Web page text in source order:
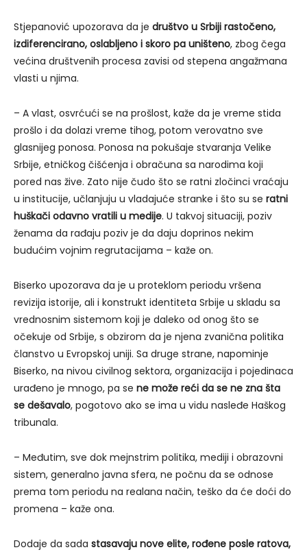
Stjepanović upozorava da je društvo u Srbiji rastočeno,
izdiferencirano, oslabljeno i skoro pa uništeno, zbog čega
većina društvenih procesa zavisi od stepena angažmana
vlasti u njima.
– A vlast, osvrćući se na prošlost, kaže da je vreme stida
prošlo i da dolazi vreme tihog, potom verovatno sve
glasnijeg ponosa. Ponosa na pokušaje stvaranja Velike
Srbije, etničkog čišćenja i obračuna sa narodima koji
pored nas žive. Zato nije čudo što se ratni zločinci vraćaju
u institucije, učlanjuju u vladajuće stranke i što su se ratni
huškači odavno vratili u medije. U takvoj situaciji, poziv
ženama da rađaju poziv je da daju doprinos nekim
budućim vojnim regrutacijama – kaže on.
Biserko upozorava da je u proteklom periodu vršena
revizija istorije, ali i konstrukt identiteta Srbije u skladu sa
vrednosnim sistemom koji je daleko od onog što se
očekuje od Srbije, s obzirom da je njena zvanična politika
članstvo u Evropskoj uniji. Sa druge strane, napominje
Biserko, na nivou civilnog sektora, organizacija i pojedinaca
urađeno je mnogo, pa se ne može reći da se ne zna šta
se dešavalo, pogotovo ako se ima u vidu nasleđe Haškog
tribunala.
– Međutim, sve dok mejnstrim politika, mediji i obrazovni
sistem, generalno javna sfera, ne počnu da se odnose
prema tom periodu na realana način, teško da će doći do
promena – kaže ona.
Dodaje da sada stasavaju nove elite, rođene posle ratova,